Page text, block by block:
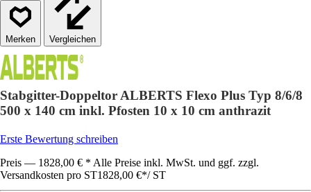
Vergleichen
Stabgitter-Doppeltor ALBERTS Flexo Plus Typ 8/6/8
500 x 140 cm inkl. Pfosten 10 x 10 cm anthrazit
Erste Bewertung schreiben
Preis — 1828,00 € * Alle Preise inkl. MwSt. und ggf. zzgl.
Versandkosten pro ST1828,00 €*/ ST